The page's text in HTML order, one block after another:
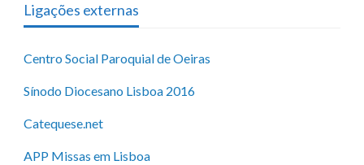
Ligações externas
Centro Social Paroquial de Oeiras
Sínodo Diocesano Lisboa 2016
Catequese.net
APP Missas em Lisboa